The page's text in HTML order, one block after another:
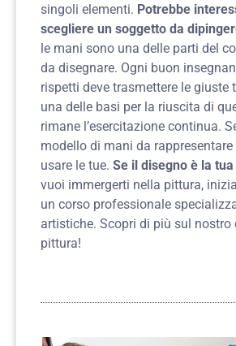
singoli elementi. Potrebbe
scegliere un soggetto da
le mani sono una delle parti del
da disegnare. Ogni buon
rispetti deve trasmettere le giuste
una delle basi per la riuscita di
rimane l’esercitazione continua.
modello di mani da
usare le tue. Se il disegno è la
vuoi immergerti nella pittura,
un corso professionale
artistiche. Scopri di più sul nostro
pittura!